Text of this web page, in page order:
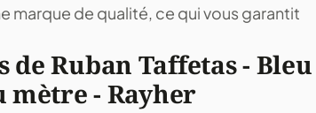
marque de qualité, ce qui vous garantit
Ruban Taffetas - Bleu
mètre - Rayher